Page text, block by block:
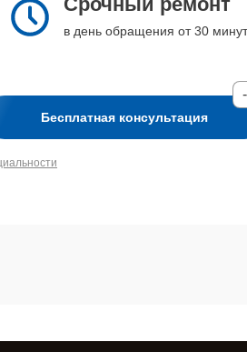
в день обращения от 30 минут
Бесплатная консультация